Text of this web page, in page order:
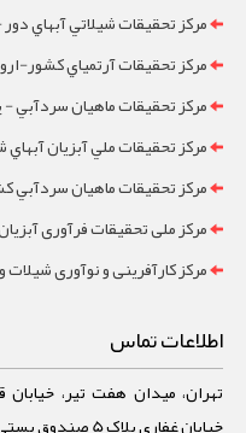
مرکز تحقيقات شيلاتي آبهاي دور
مرکز تحقيقات آرتمياي کشور-
مرکز تحقيقات ماهيان سردآبي -
مرکز تحقيقات ملي آبزيان
مرکز تحقيقات ماهيان سردآبي
مرکز ملی تحقیقات فرآوری
مرکز کارآفرینی و نوآوری شیلات
اطلاعات تماس
تهران، میدان هفت تیر، خیابان
خیابان غفاری پلاک 5 صندوق پستی: 15745-133 و کد پستی: 1588733111